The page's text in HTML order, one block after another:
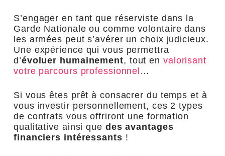
S’engager en tant que réserviste dans la
Garde Nationale ou comme volontaire dans
les armées peut s’avérer un choix judicieux.
Une expérience qui vous permettra
d’évoluer humainement, tout en valorisant
votre parcours professionnel …
Si vous êtes prêt à consacrer du temps et à
vous investir personnellement, ces 2 types
de contrats vous offriront une formation
qualitative ainsi que des avantages
financiers intéressants !